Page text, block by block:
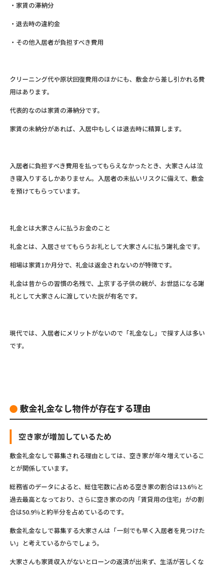
・家賃の滞納分
・退去時の違約金
・その他入居者が負担すべき費用
クリーニング代や原状回復費用のほかにも、敷金から差し引かれる費
用はあります。
代表的なのは家賃の滞納分です。
家賃の未納分があれば、入居中もしくは退去時に精算します。
入居者に負担すべき費用を払ってもらえなかったとき、大家さんは泣
き寝入りするしかありません。入居者の未払いリスクに備えて、敷金
を預けてもらっています。
礼金とは大家さんに払うお金のこと
礼金とは、入居させてもらうお礼として大家さんに払う謝礼金です。
相場は家賃1か月分で、礼金は返金されないのが特徴です。
礼金は昔からの習慣の名残で、上京する子供の親が、お世話になる謝
礼として大家さんに渡していた説が有名です。
現代では、入居者にメリットがないので「礼金なし」で探す人は多い
です。
敷金礼金なし物件が存在する理由
空き家が増加しているため
敷金礼金なしで募集される理由としては、空き家が年々増えているこ
とが関係しています。
総務省のデータによると、総住宅数に占める空き家の割合は13.6％と
過去最高となっており、さらに空き家のの内「賃貸用の住宅」がの割
合は50.9％と約半分を占めているのです。
敷金礼金なしで募集する大家さんは「一刻でも早く入居者を見つけた
い」と考えているからでしょう。
大家さんも家賃収入がないとローンの返済が出来ず、生活が苦しくな